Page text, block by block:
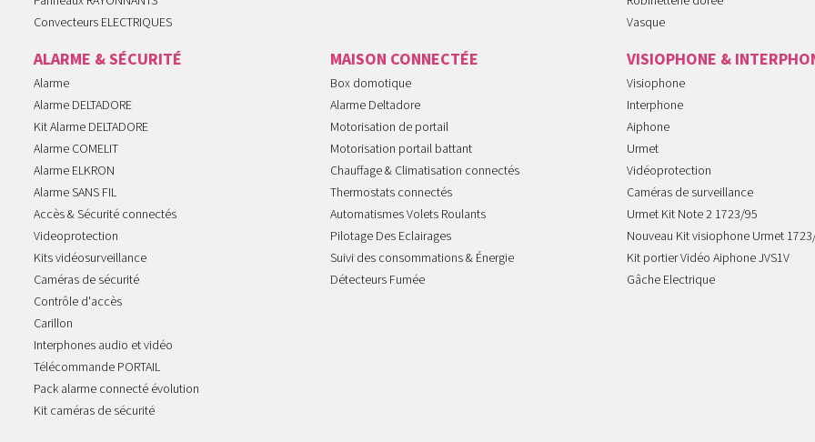
Convecteurs ELECTRIQUES
Vasque
ALARME & SÉCURITÉ
Alarme
Alarme DELTADORE
Kit Alarme DELTADORE
Alarme COMELIT
Alarme ELKRON
Alarme SANS FIL
Accès & Sécurité connectés
Videoprotection
Kits vidéosurveillance
Caméras de sécurité
Contrôle d'accès
Carillon
Interphones audio et vidéo
Télécommande PORTAIL
Pack alarme connecté évolution
Kit caméras de sécurité
MAISON CONNECTÉE
Box domotique
Alarme Deltadore
Motorisation de portail
Motorisation portail battant
Chauffage & Climatisation connectés
Thermostats connectés
Automatismes Volets Roulants
Pilotage Des Eclairages
Suivi des consommations & Énergie
Détecteurs Fumée
VISIOPHONE &
Visiophone
Interphone
Aiphone
Urmet
Vidéoprotection
Caméras de surveillance
Urmet Kit Note 2 1723/95
Nouveau Kit visiophone Urmet
Kit portier Vidéo Aiphone JVS1V
Gâche Electrique